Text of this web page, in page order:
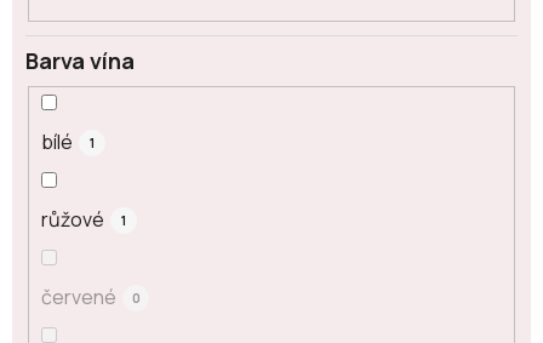
Barva vína
bílé 1
růžové 1
červené 0